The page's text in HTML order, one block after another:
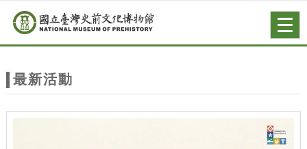
站
主
跳到主要內容
網站導覽
最新活動